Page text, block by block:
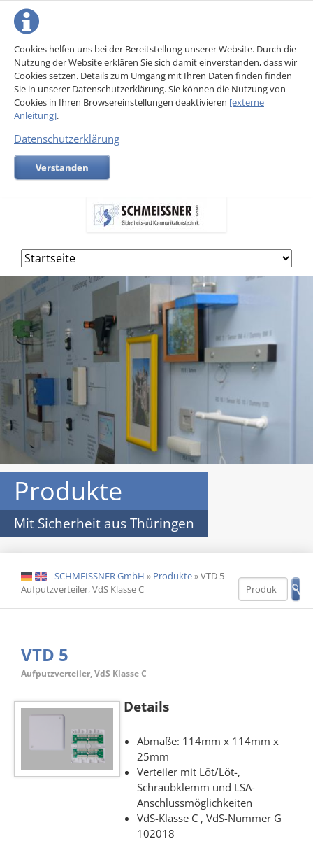
Cookies helfen uns bei der Bereitstellung unserer Website. Durch die
Nutzung der Website erklären Sie sich damit einverstanden, dass wir
Cookies setzen. Details zum Umgang mit Ihren Daten finden finden
Sie in unserer Datenschutzerklärung. Sie können die Nutzung von
Cookies in Ihren Browsereinstellungen deaktivieren [externe
Anleitung].
Datenschutzerklärung
Verstanden
Navigation
überspringen
Produkte
Mit Sicherheit aus Thüringen
DE EN SCHMEISSNER GmbH » Produkte»VTD 5 -
Aufputzverteiler, VdS Klasse C
VTD 5
Aufputzverteiler, VdS Klasse C
Details
Abmaße: 114mm x 114mm x
25mm
Verteiler mit Löt/Löt-,
Schraubklemm und LSA-
Anschlussmöglichkeiten
VdS-Klasse C , VdS-Nummer G
102018